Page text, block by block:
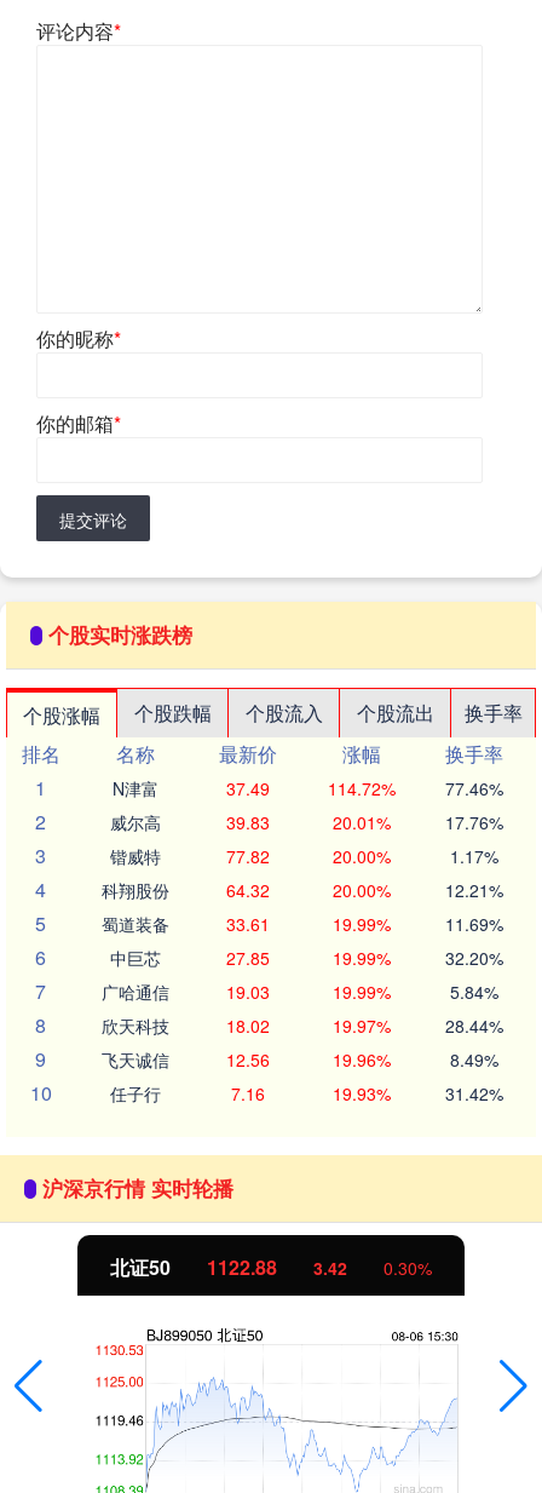
评论内容*
你的昵称*
你的邮箱*
提交评论
个股实时涨跌榜
个股涨幅 个股跌幅 个股流入 个股流出
换手率
排名
名称 最新价 涨幅
换手率
1
N津富 37.49 114.72% 77.46%
2 威尔高 39.83 20.01% 17.76%
3 锴威特 77.82 20.00% 1.17%
4 科翔股份 64.32 20.00% 12.21%
5 蜀道装备 33.61 19.99% 11.69%
6 中巨芯 27.85 19.99% 32.20%
7 广哈通信 19.03 19.99% 5.84%
8 欣天科技 18.02 19.97% 28.44%
9 飞天诚信 12.56 19.96% 8.49%
10 任子行 7.16 19.93% 31.42%
沪深京行情 实时轮播
北证50 1122.88 3.42 0.30%